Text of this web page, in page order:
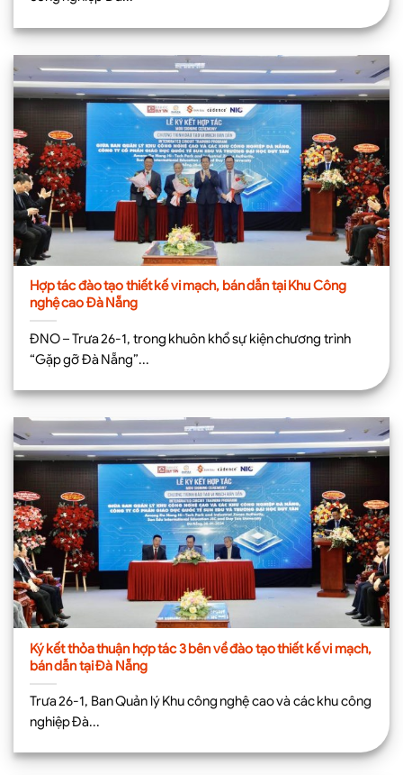
Hợp tác đào tạo thiết kế vi mạch, bán dẫn tại Khu Công
nghệ cao Đà Nẵng
ĐNO – Trưa 26-1, trong khuôn khổ sự kiện chương trình
“Gặp gỡ Đà Nẵng”...
Ký kết thỏa thuận hợp tác 3 bên về đào tạo thiết kế vi mạch,
bán dẫn tại Đà Nẵng
Trưa 26-1, Ban Quản lý Khu công nghệ cao và các khu công
nghiệp Đà...